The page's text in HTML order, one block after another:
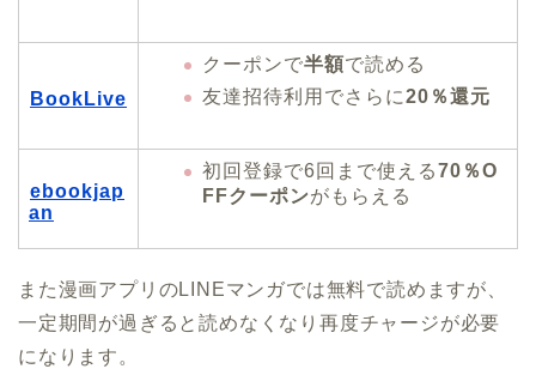
BookLive
クーポンで半額で読める
友達招待利用でさらに20％還元
ebookjap
an
初回登録で6回まで使える70％O
FFクーポンがもらえる
また漫画アプリのLINEマンガでは無料で読めますが、
一定期間が過ぎると読めなくなり再度チャージが必要
になります。